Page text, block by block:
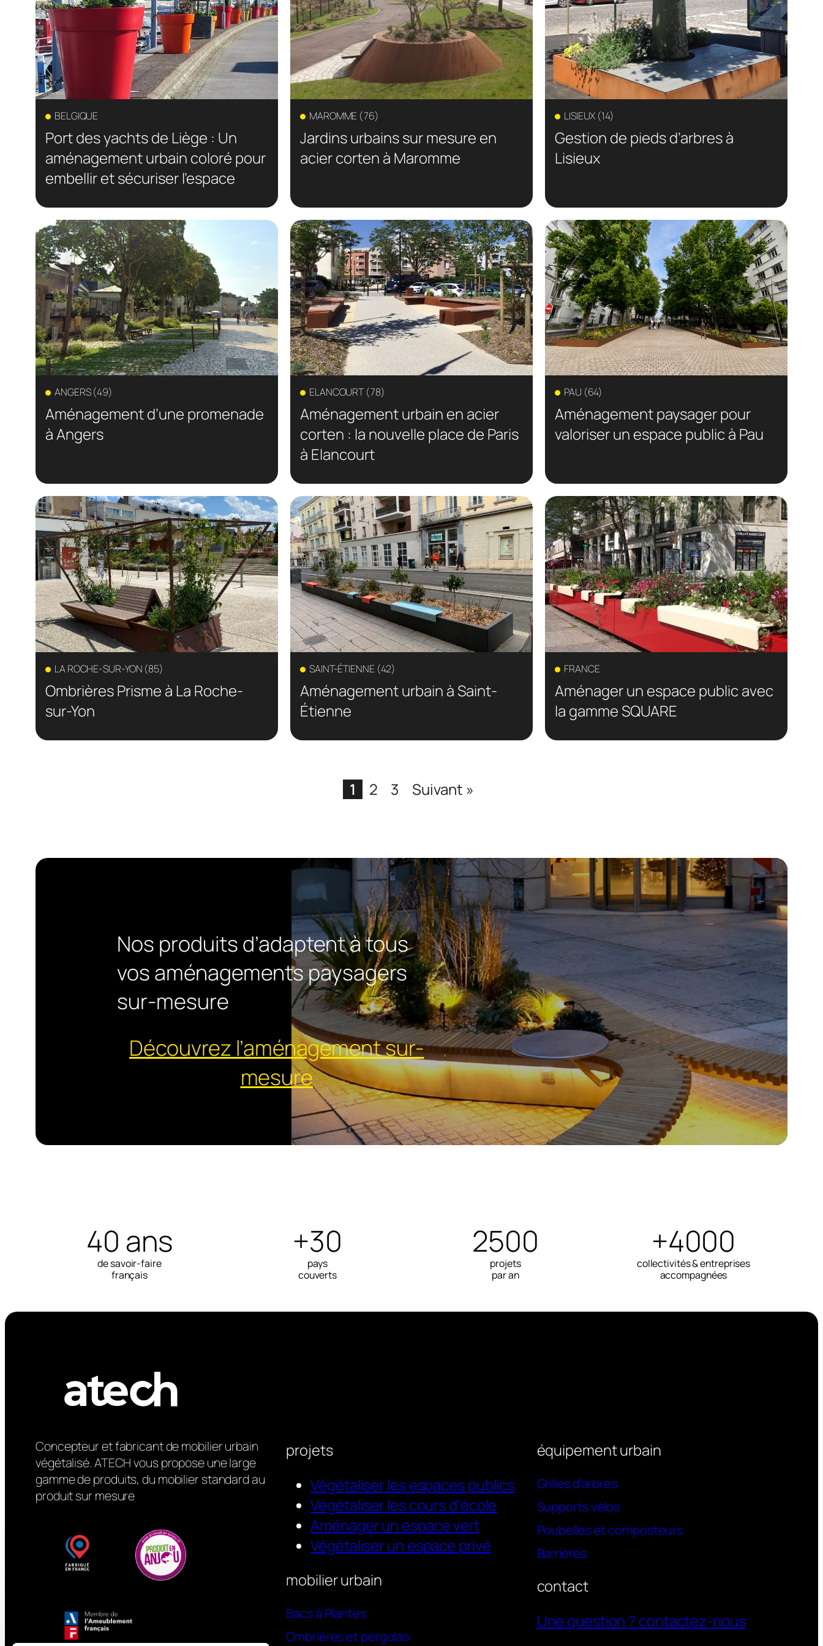
BELGIQUE
Port des yachts de Liège : Un
aménagement urbain coloré pour
embellir et sécuriser l’espace
MAROMME (76)
Jardins urbains sur mesure en
acier corten à Maromme
LISIEUX (14)
Gestion de pieds d’arbres à
Lisieux
ANGERS (49)
Aménagement d’une promenade
à Angers
ELANCOURT (78)
Aménagement urbain en acier
corten : la nouvelle place de Paris
à Elancourt
PAU (64)
Aménagement paysager pour
valoriser un espace public à Pau
LA ROCHE-SUR-YON (85)
Ombrières Prisme à La Roche-
sur-Yon
SAINT-ÉTIENNE (42)
Aménagement urbain à Saint-
Étienne
FRANCE
Aménager un espace public avec
la gamme SQUARE
1 2 3 Suivant »
Nos produits d’adaptent à tous
vos aménagements paysagers
sur-mesure
Découvrez l’aménagement sur-
mesure
40 ans
de savoir-faire
français
+30
pays
couverts
2500
projets
par an
+4000
collectivités & entreprises
accompagnées
Concepteur et fabricant de mobilier urbain
végétalisé. ATECH vous propose une large
gamme de produits, du mobilier standard au
produit sur mesure
projets
Végétaliser les espaces publics
Végétaliser les cours d’école
Aménager un espace vert
Végétaliser un espace privé
mobilier urbain
Bacs à Plantes
Ombrières et pergolas
équipement urbain
Grilles d’arbres
Supports vélos
Poubelles et composteurs
Barrières
contact
Une question ? contactez-nous